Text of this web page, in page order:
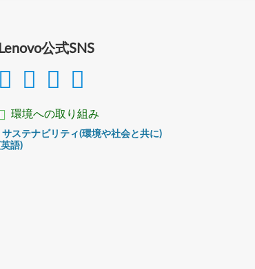
Lenovo公式SNS
環境への取り組み
サステナビリティ(環境や社会と共に)
語)